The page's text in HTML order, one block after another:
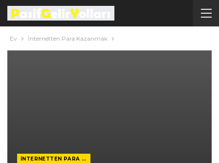
Ev İnternetten Para Kazanmak
İNTERNETTEN PARA KAZANMAK